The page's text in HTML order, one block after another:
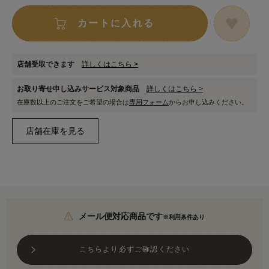
カートに入れる
店舗受取できます 詳しくはこちら >
お取り寄せ申し込みサービス対象商品 詳しくはこちら >
在庫数以上のご注文をご希望の場合は専用フォームからお申し込みください。
メール便対応商品です※利用条件あり
こちらより必ずご確認ください